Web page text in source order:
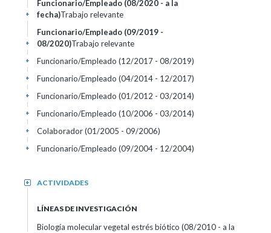
Funcionario/Empleado (08/2020 - a la
fecha)Trabajo relevante
+
Funcionario/Empleado (09/2019 -
08/2020)Trabajo relevante
+
Funcionario/Empleado (12/2017 - 08/2019)
+
Funcionario/Empleado (04/2014 - 12/2017)
+
Funcionario/Empleado (01/2012 - 03/2014)
+
Funcionario/Empleado (10/2006 - 03/2014)
+
Colaborador (01/2005 - 09/2006)
+
Funcionario/Empleado (09/2004 - 12/2004)
+
ACTIVIDADES
+
LÍNEAS DE INVESTIGACIÓN
Biología molecular vegetal estrés biótico (08/2010 - a la